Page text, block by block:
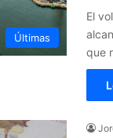
Últimas
El
que